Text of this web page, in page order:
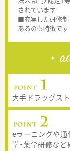
されています
■充実した研修制
あるのも特徴です
大手ドラッグス
eラーニングや通
学・薬学研修など